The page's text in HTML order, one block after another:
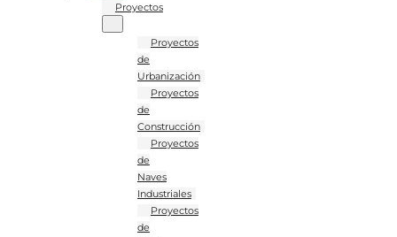
Proyectos
Proyectos
de
Urbanización
Proyectos
de
Construcción
Proyectos
de
Naves
Industriales
Proyectos
de